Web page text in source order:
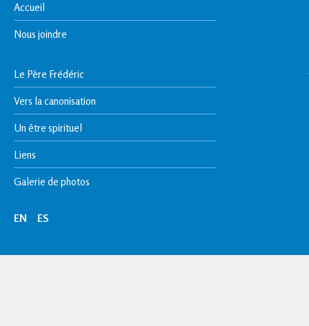
Accueil
Nous joindre
Le Père Frédéric
Vers la canonisation
Un être spirituel
Liens
Galerie de photos
EN ES